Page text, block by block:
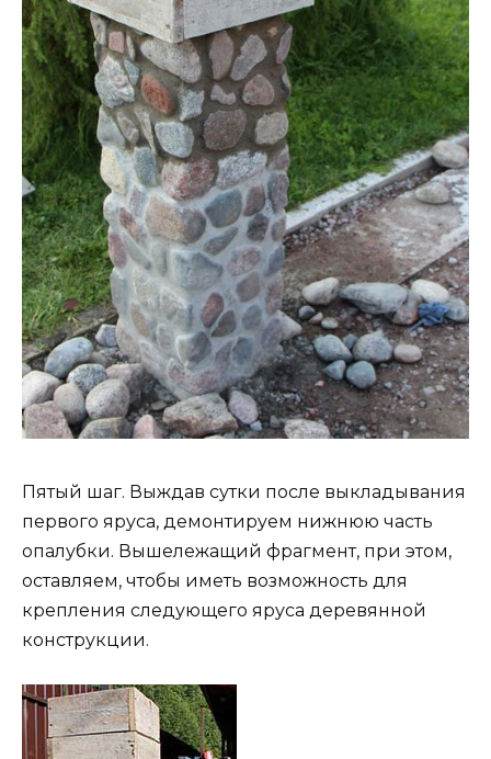
Пятый шаг. Выждав сутки после выкладывания
первого яруса, демонтируем нижнюю часть
опалубки. Вышележащий фрагмент, при этом,
оставляем, чтобы иметь возможность для
крепления следующего яруса деревянной
конструкции.